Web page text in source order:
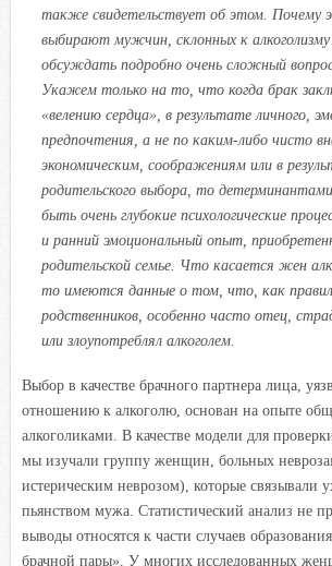
также свидетельствует об этом.
выбирают мужчин, склонных к
обсуждать подробно очень сложный вопрос
Укажем только на то, что когда брак
«велению сердца», в результате личного,
предпочтения, а не по каким-либо чисто
экономическим, соображениям или в
родительского выбора, то
быть очень глубокие психологические
и ранний эмоциональный опыт,
родительской семье. Что касается жен
то имеются данные о том, что, как
родственников, особенно часто отец,
или злоупотреблял алкоголем.
Выбор в качестве брачного партнера лица,
отношению к алкоголю, основан на опыте
алкоголиками. В качестве модели для
мы изучали группу женщин, больных
истерическим неврозом), которые связывали
пьянством мужа. Статистический анализ не
выводы относятся к части случаев
брачной пары». У многих исследованных